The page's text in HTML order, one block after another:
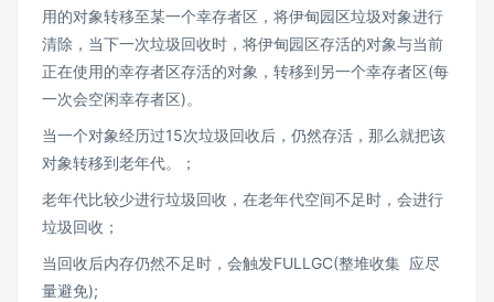
用的对象转移至某一个幸存者区，将伊甸园区垃圾对象进行
清除，当下一次垃圾回收时，将伊甸园区存活的对象与当前
正在使用的幸存者区存活的对象，转移到另一个幸存者区(每
一次会空闲幸存者区)。
当一个对象经历过15次垃圾回收后，仍然存活，那么就把该
对象转移到老年代。；
老年代比较少进行垃圾回收，在老年代空间不足时，会进行
垃圾回收；
当回收后内存仍然不足时，会触发FULLGC(整堆收集 应尽
量避免);